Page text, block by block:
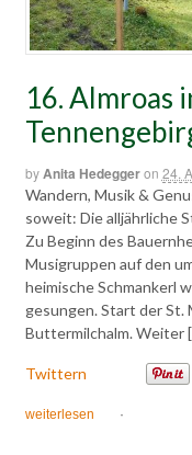
16. Almroas
by Anita Hedeggeron 24.
Wandern, Musik &
soweit: Die alljährliche
Zu Beginn des
Musigruppen auf den
heimische Schmankerl
gesungen. Start der St.
Buttermilchalm. Weiter
Twittern
weiterlesen ·